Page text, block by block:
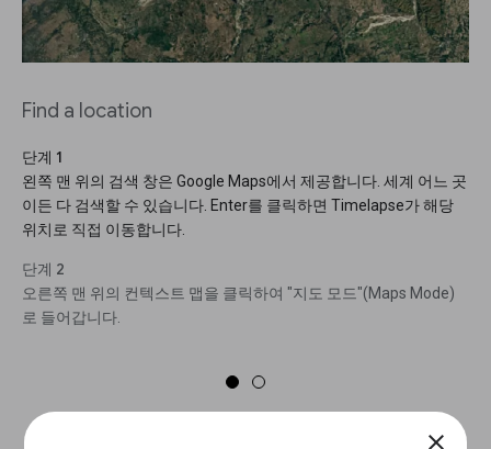
close
Find a location
단계 1
왼쪽 맨 위의 검색 창은 Google Maps에서 제공합니다. 세계 어느 곳
이든 다 검색할 수 있습니다. Enter를 클릭하면 Timelapse가 해당
위치로 직접 이동합니다.
단계 2
오른쪽 맨 위의 컨텍스트 맵을 클릭하여 "지도 모드"(Maps Mode)
로 들어갑니다.